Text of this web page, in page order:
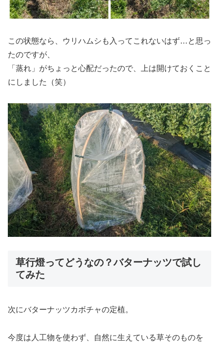
この状態なら、ウリハムシも入ってこれないはず…と思っ
たのですが、
「蒸れ」がちょっと心配だったので、上は開けておくこと
にしました（笑）
草行燈ってどうなの？バターナッツで試し
てみた
次にバターナッツカボチャの定植。
今度は人工物を使わず、自然に生えている草そのものを